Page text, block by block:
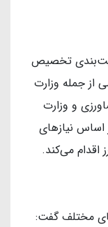
تخصیص
از جمله وزارت
و وزارت
نیازهای
اقدام می‌کند.
مختلف گفت: